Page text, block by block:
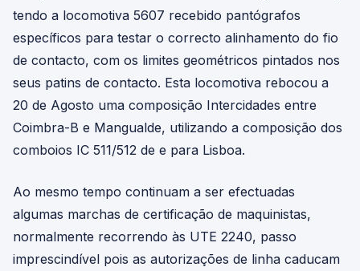
tendo a locomotiva 5607 recebido pantógrafos
específicos para testar o correcto alinhamento do fio
de contacto, com os limites geométricos pintados nos
seus patins de contacto. Esta locomotiva rebocou a
20 de Agosto uma composição Intercidades entre
Coimbra-B e Mangualde, utilizando a composição dos
comboios IC 511/512 de e para Lisboa.
Ao mesmo tempo continuam a ser efectuadas
algumas marchas de certificação de maquinistas,
normalmente recorrendo às UTE 2240, passo
imprescindível pois as autorizações de linha caducam